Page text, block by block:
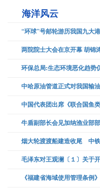
海洋风云
“环球”号邮轮游历我国九大
两院院士大会在京开幕 胡锦
环保总局:生态环境恶化趋势
中哈原油管道正式对我国输
中国代表团出席《联合国鱼
牛盾副部长会见加纳渔业部
烟大轮渡渡船建造收尾 中
毛泽东对王观澜〔１〕关于